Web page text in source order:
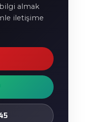
almak
iletişime